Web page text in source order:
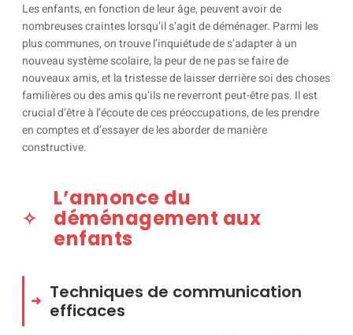
Les enfants, en fonction de leur âge, peuvent avoir de
nombreuses craintes lorsqu’il s’agit de déménager. Parmi les
plus communes, on trouve l’inquiétude de s’adapter à un
nouveau système scolaire, la peur de ne pas se faire de
nouveaux amis, et la tristesse de laisser derrière soi des choses
familières ou des amis qu’ils ne reverront peut-être pas. Il est
crucial d’être à l’écoute de ces préoccupations, de les prendre
en comptes et d’essayer de les aborder de manière
constructive.
L’annonce du
déménagement aux
enfants
Techniques de communication
efficaces